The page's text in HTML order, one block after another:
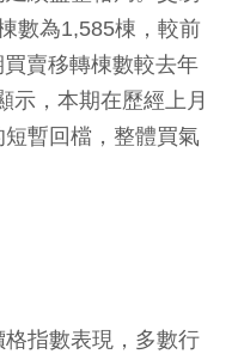
數為1,585棟，較前
賣移轉棟數較去年
示，本期在歷經上月
暫回檔，整體買氣
指數表現，多數行